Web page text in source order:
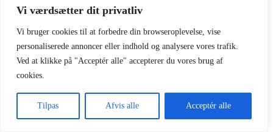
Vi værdsætter dit privatliv
Vi bruger cookies til at forbedre din browseroplevelse, vise
personaliserede annoncer eller indhold og analysere vores trafik.
Ved at klikke på "Acceptér alle" accepterer du vores brug af
cookies.
Tilpas Afvis alle Acceptér alle
madlavningsoplevelse endnu mere tilfredsstillende. På den måde vil
det være både nemmere og mere bekvemt at tilberede blinis, men
ikke desto mindre kan du også sagtens klare dig med en traditionel
blinispande.
Her er nogle nøglefunktioner at tage i betragtning:
Induktionstilpasning:
blinispanden er specifikt tilpasset til induktionsteknologi.
Dette inkluderer tilstedeværelsen af magnetiske materialer i
pandens bund, der sikrer optimal varmeoverførsel fra